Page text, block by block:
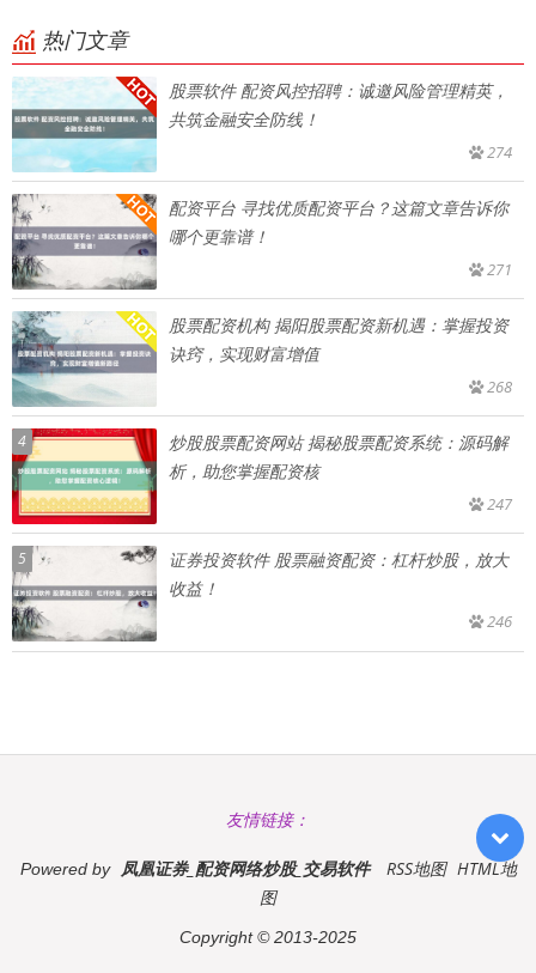
热门文章
股票软件 配资风控招聘：诚邀风险管理精英，
共筑金融安全防线！
274
配资平台 寻找优质配资平台？这篇文章告诉你
哪个更靠谱！
271
股票配资机构 揭阳股票配资新机遇：掌握投资
诀窍，实现财富增值
268
4
炒股股票配资网站 揭秘股票配资系统：源码解
析，助您掌握配资核
247
5
证券投资软件 股票融资配资：杠杆炒股，放大
收益！
246
友情链接：
Powered by 凤凰证券_配资网络炒股_交易软件 RSS地图 HTML地
图
Copyright© 2013-2025